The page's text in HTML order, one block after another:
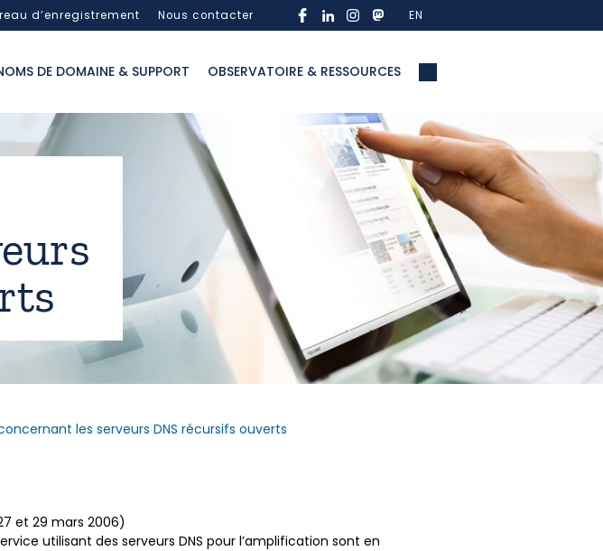
d’enregistrement Nous contacter EN
DE DOMAINE & SUPPORT OBSERVATOIRE & RESSOURCES
les serveurs DNS récursifs ouverts
et 29 mars 2006)
utilisant des serveurs DNS pour l’amplification sont en